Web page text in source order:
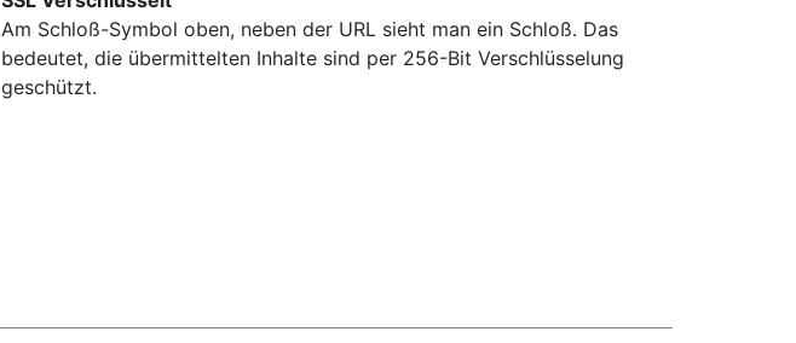
Am Schloß-Symbol oben, neben der URL sieht man ein Schloß. Das
bedeutet, die übermittelten Inhalte sind per 256-Bit Verschlüsselung
geschützt.